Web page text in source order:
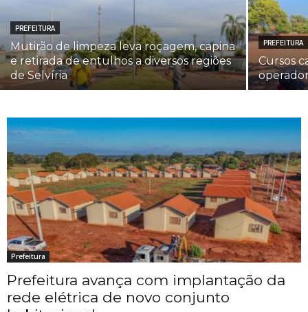
PREFEITURA
Mutirão de limpeza leva roçagem, capina
e retirada de entulhos a diversos regiões
de Selvíria
PREFEITURA
Cursos
Prefeitura
Prefeitura avança com implantação da
rede elétrica de novo conjunto